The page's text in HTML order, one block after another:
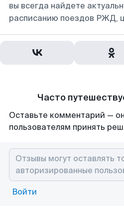
вы всегда найдете
расписанию поездов РЖД,
Часто
Оставьте комментарий —
пользователям принять
Войти